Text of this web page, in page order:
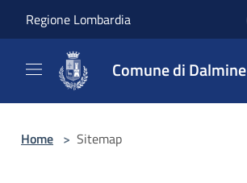
Regione Lombardia
Comune di Dalmine
Home > Sitemap